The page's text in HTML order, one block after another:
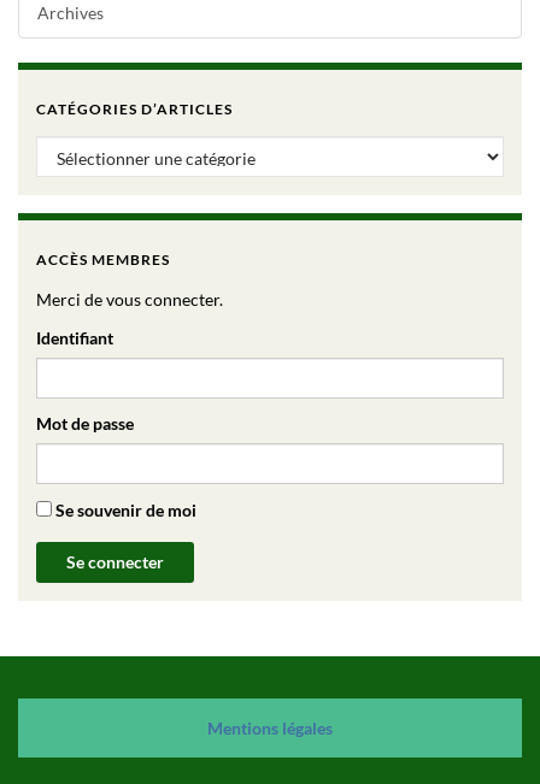
Archives
CATÉGORIES D’ARTICLES
Catégories d’articles
ACCÈS MEMBRES
Merci de vous connecter.
Identifiant
Mot de passe
Se souvenir de moi
Mentions légales